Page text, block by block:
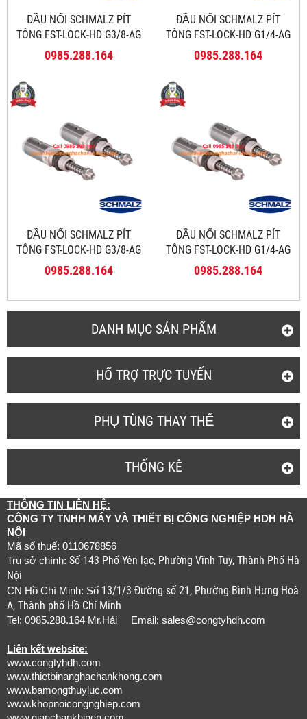
DANH MỤC SẢN PHẨM
HỔ TRỢ TRỰC TUYẾN
PHỤ TÙNG THAY THẾ
THỐNG KÊ
ĐẦU NỐI SCHMALZ PÍT
TÔNG FST-LOCK-HD G3/8-AG
100 NC AB
0985.288.164
ĐẦU NỐI SCHMALZ PÍT
TÔNG FST-LOCK-HD G1/4-AG
100 NC AB
0985.288.164
ĐẦU NỐI SCHMALZ PÍT
TÔNG FST-LOCK-HD G3/8-AG
50 NC AB
0985.288.164
ĐẦU NỐI SCHMALZ PÍT
TÔNG FST-LOCK-HD G1/4-AG
50 NC AB
0985.288.164
THÔNG TIN LIÊN HỆ:
CÔNG TY TNHH MÁY VÀ THIẾT BỊ CÔNG NGHIỆP HDH HÀ
NỘI
Mã số thuế: 0110678856
Trụ sở chính: Số 143 Phố Yên lạc, Phường Vĩnh Tuy, Thành Phố Hà
Nội
CN Hồ Chí Minh: Số 13/1/3 Đường số 21, Phường Bình Hưng Hoà
A, Thành phố Hồ Chí Minh
Tel: 0985.288.164 Mr.Hải Email: sales@congtyhdh.com
Liên kết website:
www.congtyhdh.com
www.thietbinanghachankhong.com
www.bamongthuyluc.com
www.khopnoicongnghiep.com